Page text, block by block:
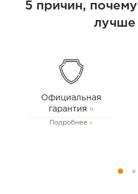
материалов, что
5 причин,
лучше
Официальная
гарантия »
Подробнее